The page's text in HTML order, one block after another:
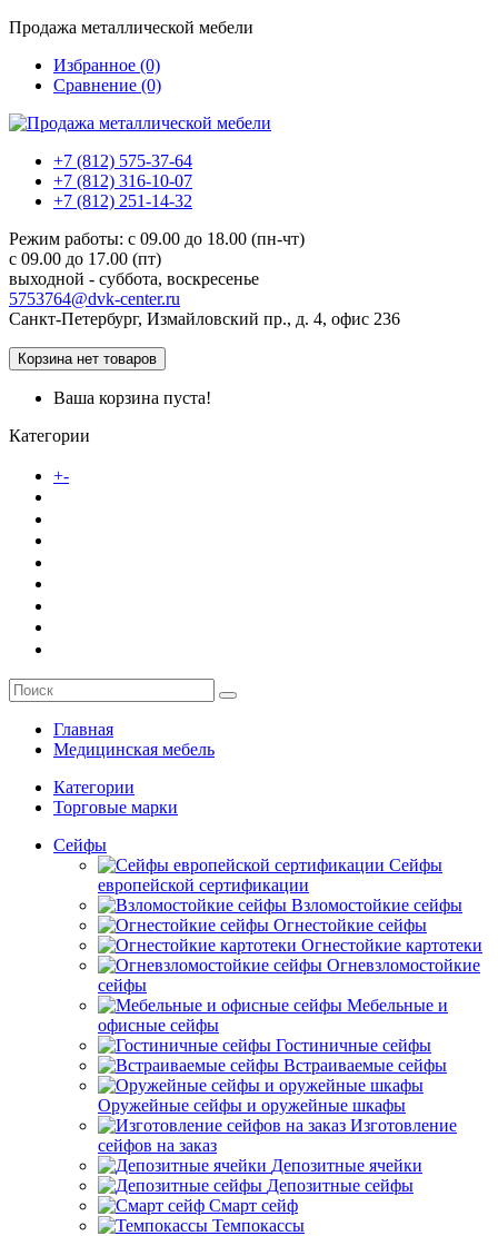
Продажа металлической мебели
Избранное (0)
Сравнение (0)
+7 (812) 575-37-64
+7 (812) 316-10-07
+7 (812) 251-14-32
Режим работы: c 09.00 до 18.00 (пн-чт)
c 09.00 до 17.00 (пт)
выходной - суббота, воскресенье
5753764@dvk-center.ru
Санкт-Петербург, Измайловский пр., д. 4, офис 236
Корзина нет товаров
Ваша корзина пуста!
Категории
+-
Главная
Медицинская мебель
Категории
Торговые марки
Сейфы
Сейфы
европейской сертификации
Взломостойкие сейфы
Огнестойкие сейфы
Огнестойкие картотеки
Огневзломостойкие
сейфы
Мебельные и
офисные сейфы
Гостиничные сейфы
Встраиваемые сейфы
Оружейные сейфы и оружейные шкафы
Изготовление
сейфов на заказ
Депозитные ячейки
Депозитные сейфы
Смарт сейф
Темпокассы